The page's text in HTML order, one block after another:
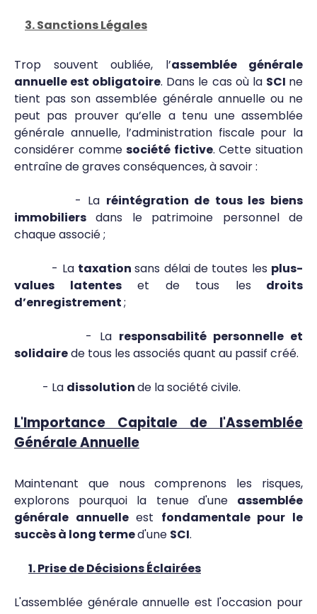
3. Sanctions Légales
Trop souvent oubliée, l’assemblée générale
annuelle est obligatoire. Dans le cas où la SCI ne
tient pas son assemblée générale annuelle ou ne
peut pas prouver qu’elle a tenu une assemblée
générale annuelle, l’administration fiscale pour la
considérer commesociété fictive. Cette situation
entraîne de graves conséquences, à savoir :
- La réintégration de tous les biens
immobiliers dans le patrimoine personnel de
chaque associé ;
- La taxationsans délai de toutes les plus-
values latenteset de tous les droits
d’enregistrement;
- La responsabilité personnelle et
solidairede tous les associés quant au passif créé.
- La dissolutionde la société civile.
L'Importance Capitale de l'Assemblée
Générale Annuelle
Maintenant que nous comprenons les risques,
explorons pourquoi la tenue d'une assemblée
générale annuelleest fondamentale pour le
succès à long termed'une SCI.
1. Prise de Décisions Éclairées
L'assemblée générale annuelle est l'occasion pour